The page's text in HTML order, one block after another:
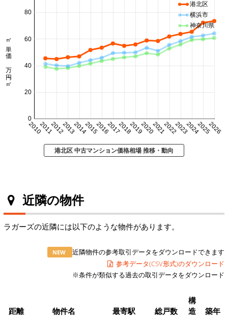
20102011201220132014201520162017201820192020202120222023202420252026
0
20
40
60
80
㎡単価 万円/㎡
港北区
横浜市
神奈川県
港北区 中古マンション価格相場 推移・動向
近隣の物件
ラガーズの近隣には以下のような物件があります。
NEW
近隣物件の参考取引データをダウンロードできます
参考データ(CSV形式)のダウンロード
※条件が類似する過去の取引データをダウンロード
距離 物件名 最寄駅 総戸数
構
造
築年